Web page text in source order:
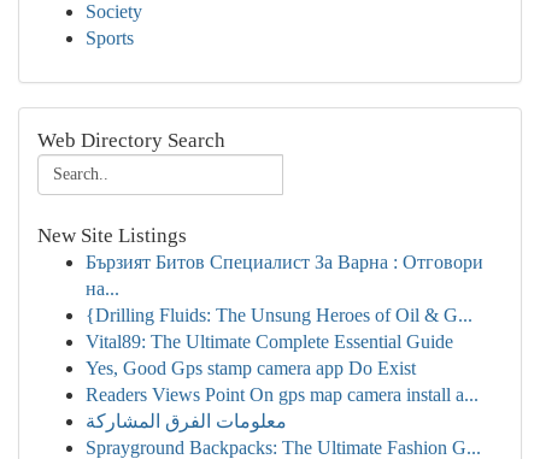
Society
Sports
Web Directory Search
New Site Listings
Бързият Битов Специалист За Варна : Отговори
на...
{Drilling Fluids: The Unsung Heroes of Oil & G...
Vital89: The Ultimate Complete Essential Guide
Yes, Good Gps stamp camera app Do Exist
Readers Views Point On gps map camera install a...
معلومات الفرق المشاركة
Sprayground Backpacks: The Ultimate Fashion G...